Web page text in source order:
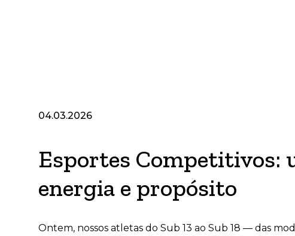
04.03.2026
Esportes Competitivos:
energia e propósito
Ontem, nossos atletas do Sub 13 ao Sub 18 — das